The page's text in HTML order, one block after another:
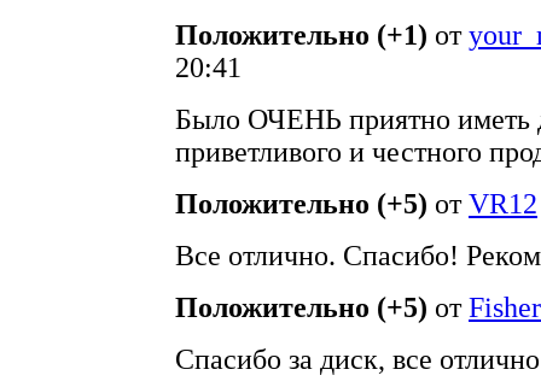
Положительно (+1) от
20:41
Было ОЧЕНЬ приятно иметь
приветливого и честного
Положительно (+5) отVR12
Все отлично. Спасибо!
Положительно (+5) отFisher
Спасибо за диск, все